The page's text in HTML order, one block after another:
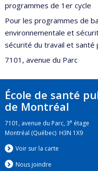
programmes de 1er cycle
Pour les programmes de
environnementale et
sécurité du travail et santé
7101, avenue du Parc
École de santé
de Montréal
7101, avenue du Parc, 3e étage
Montréal (Québec) H3N 1X9
Voir sur la carte
Nous joindre